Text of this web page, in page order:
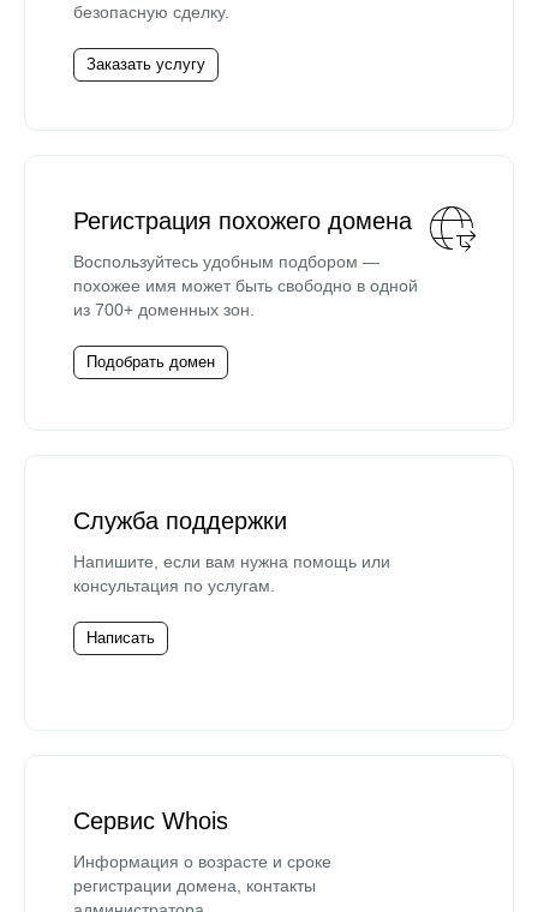
безопасную сделку.
Заказать услугу
Регистрация похожего домена
Воспользуйтесь удобным подбором —
похожее имя может быть свободно в одной
из 700+ доменных зон.
Подобрать домен
Служба поддержки
Напишите, если вам нужна помощь или
консультация по услугам.
Написать
Сервис Whois
Информация о возрасте и сроке
регистрации домена, контакты